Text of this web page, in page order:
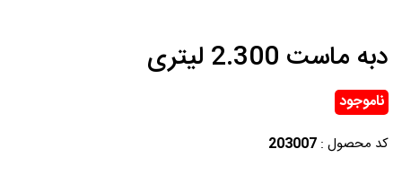
دبه ماست 2.300 لیتری
ناموجود
کد محصول : 203007